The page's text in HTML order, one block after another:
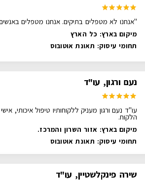
"אנחנו לא מטפלים בתיקים. אנחנו מטפלים
מיקום בארץ: כל הארץ
תחומי עיסוק: תאונת אוטובוס
נעם ורגון, עו"ד
עו"ד נעם ורגון מעניק ללקוחותיו טיפול איכותי,
הלקוח.
מיקום בארץ: אזור השרון והמרכז.
תחומי עיסוק: תאונת אוטובוס
שירה פינקלשטיין, עו"ד